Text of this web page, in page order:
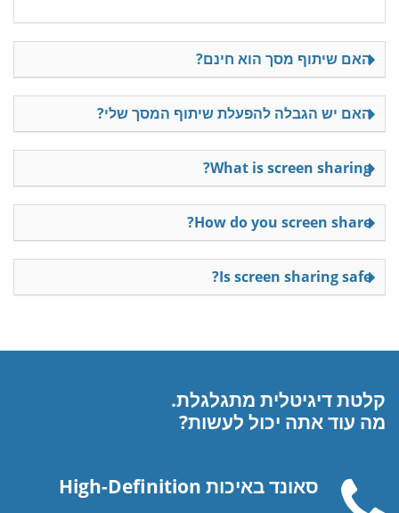
האם שיתוף מסך הוא חינם?
האם יש הגבלה להפעלת שיתוף המסך שלי?
What is screen sharing?
How do you screen share?
Is screen sharing safe?
קלטת דיגיטלית מתגלגלת.
מה עוד אתה יכול לעשות?
סאונד באיכות High-Definition